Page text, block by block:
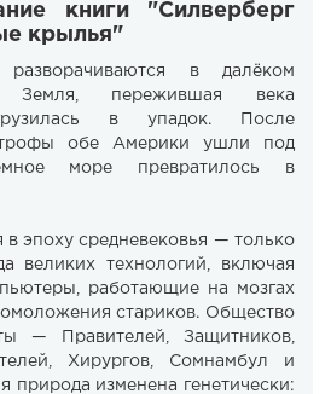
книги "Силверберг
крылья"
в далёком
Земля, пережившая века
в упадок. После
обе Америки ушли под
море превратилось в
в эпоху средневековья — только
великих технологий, включая
работающие на мозгах
стариков. Общество
— Правителей, Защитников,
Хирургов, Сомнамбул и
природа изменена генетически: